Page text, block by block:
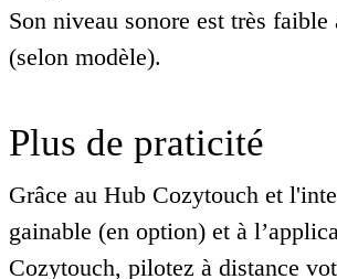
Son niveau sonore est très
(selon modèle).
Plus de praticité
Grâce au Hub Cozytouch et
gainable (en option) et à
Cozytouch, pilotez à distance